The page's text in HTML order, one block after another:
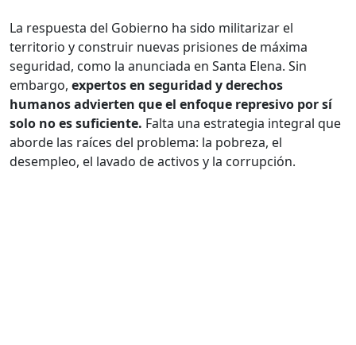
La respuesta del Gobierno ha sido militarizar el
territorio y construir nuevas prisiones de máxima
seguridad, como la anunciada en Santa Elena. Sin
embargo, expertos en seguridad y derechos
humanos advierten que el enfoque represivo por sí
solo no es suficiente. Falta una estrategia integral que
aborde las raíces del problema: la pobreza, el
desempleo, el lavado de activos y la corrupción.